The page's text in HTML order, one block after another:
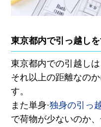
東京都内で引っ越し
東京都内での引越し
それ以上の距離なの
す。
また単身·独身の引っ
で荷物が少ないのか